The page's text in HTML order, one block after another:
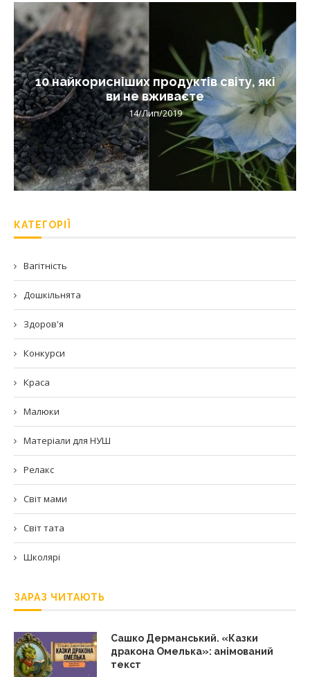
10 найкорисніших продуктів світу, які
ви не вживаєте
14/Лип/2019
КАТЕГОРІЇ
Вагітність
Дошкільнята
Здоров'я
Конкурси
Краса
Малюки
Матеріали для НУШ
Релакс
Світ мами
Світ тата
Школярі
ЗАРАЗ ЧИТАЮТЬ
Сашко Дерманський. «Казки
дракона Омелька»: анімований
текст